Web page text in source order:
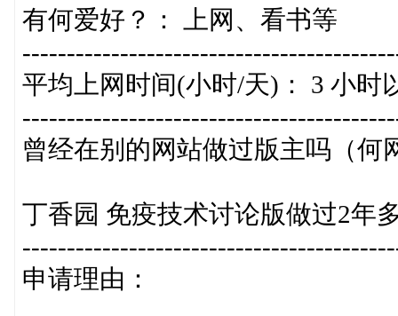
有何爱好？： 上网、看书等
平均上网时间(小时/天)： 3 小时
曾经在别的网站做过版主吗（何
丁香园 免疫技术讨论版做过2年
申请理由：